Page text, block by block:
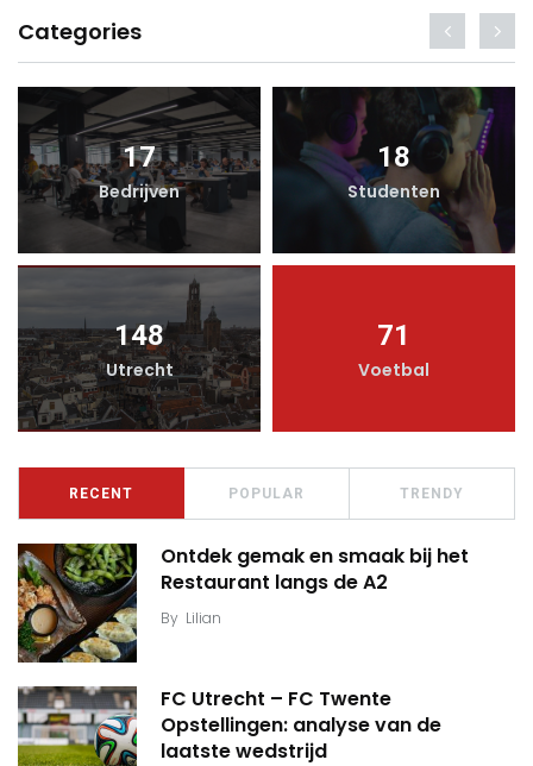
Categories
17
Bedrijven
18
Studenten
148
Utrecht
71
Voetbal
RECENT POPULAR TRENDY
Ontdek gemak en smaak bij het
Restaurant langs de A2
By Lilian
FC Utrecht – FC Twente
Opstellingen: analyse van de
laatste wedstrijd